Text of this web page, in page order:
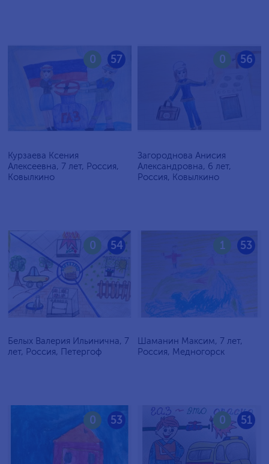
57
0
Курзаева Ксения
Алексеевна, 7 лет, Россия,
Ковылкино
56
0
Загороднова Анисия
Александровна, 6 лет,
Россия, Ковылкино
54
0
Белых Валерия Ильинична, 7
лет, Россия, Петергоф
53
1
Шаманин Максим, 7 лет,
Россия, Медногорск
53
0 51
0